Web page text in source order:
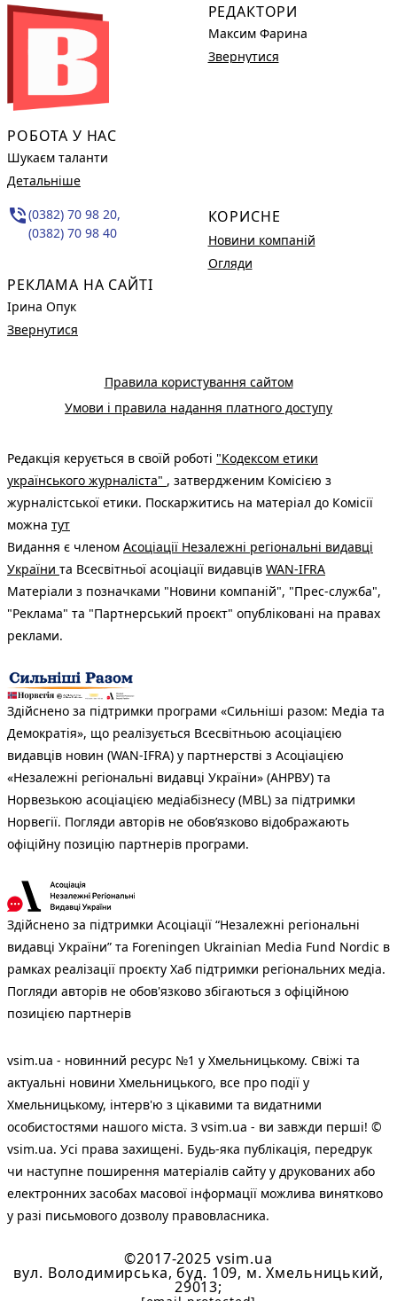
РОБОТА У НАС
Шукаєм таланти
Детальніше
phone_in_talk(0382) 70 98 20,
(0382) 70 98 40
РЕКЛАМА НА САЙТІ
Ірина Опук
Звернутися
РЕДАКТОРИ
Максим Фарина
Звернутися
КОРИСНЕ
Новини компаній
Огляди
Правила користування сайтом
Умови і правила надання платного доступу
Редакція керується в своїй роботі "Кодексом етики
українського журналіста" , затвердженим Комісією з
журналістської етики. Поскаржитись на матеріал до Комісії
можна тут
Видання є членом Асоціації Незалежні регіональні видавці
України та Всесвітньої асоціації видавців WAN-IFRA
Матеріали з позначками "Новини компаній", "Прес-служба",
"Реклама" та "Партнерський проєкт" опубліковані на правах
реклами.
Здійснено за підтримки програми «Сильніші разом: Медіа та
Демократія», що реалізується Всесвітньою асоціацією
видавців новин (WAN-IFRA) у партнерстві з Асоціацією
«Незалежні регіональні видавці України» (АНРВУ) та
Норвезькою асоціацією медіабізнесу (MBL) за підтримки
Норвегії. Погляди авторів не обов’язково відображають
офіційну позицію партнерів програми.
Здійснено за підтримки Асоціації “Незалежні регіональні
видавці України” та Foreningen Ukrainian Media Fund Nordic в
рамках реалізації проєкту Хаб підтримки регіональних медіа.
Погляди авторів не обов'язково збігаються з офіційною
позицією партнерів
vsim.ua - новинний ресурс №1 у Хмельницькому. Свіжі та
актуальні новини Хмельницького, все про події у
Хмельницькому, інтерв'ю з цікавими та видатними
особистостями нашого міста. З vsim.ua - ви завжди перші! ©
vsim.ua. Усі права захищені. Будь-яка публiкацiя, передрук
чи наступне поширення матеріалів сайту у друкованих або
електронних засобах масової інформації можлива винятково
у разі письмового дозволу правовласника.
©2017-2025 vsim.ua
вул. Володимирська, буд. 109, м. Хмельницький,
29013;